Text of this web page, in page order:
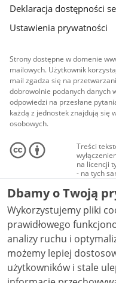
Deklaracja dostępności
Ustawienia prywatności
Strony dostępne w domenie
mailowych. Użytkownik
mail zgadza się na
dobrowolnie podanych danych
odpowiedzi na przesłane
każdą z jednostek znajdują się
osobowych.
Treści
na licencji
- na tych
Materiały
audio i
Creative
NC-ND
Dbamy o Twoją
Wykorzystujemy pliki
prawidłowego
analizy ruchu i optymalizacji
możemy lepiej
użytkowników i stale ulepszać